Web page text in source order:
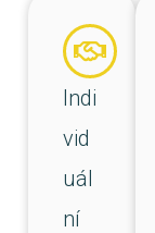
Indi
vid
uál
ní